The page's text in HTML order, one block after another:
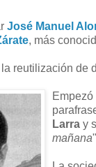
José Manuel
, más
reutilización de
Larra y
mañana